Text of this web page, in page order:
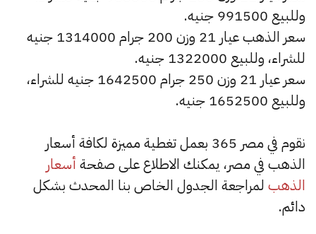
وللبيع 991500 جنيه.
سعر الذهب عيار 21 وزن 200 جرام 1314000 جنيه
للشراء، وللبيع 1322000 جنيه.
سعر عيار 21 وزن 250 جرام 1642500 جنيه للشراء،
وللبيع 1652500 جنيه.
نقوم في مصر 365 بعمل تغطية مميزة لكافة أسعار
الذهب في مصر، يمكنك الاطلاع على صفحة أسعار
الذهب لمراجعة الجدول الخاص بنا المحدث بشكل
دائم.